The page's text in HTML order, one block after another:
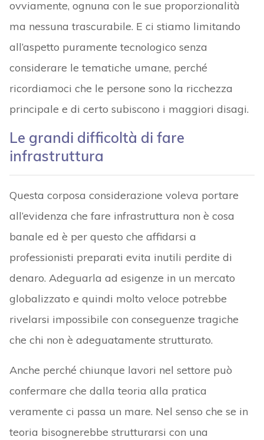
ovviamente, ognuna con le sue proporzionalità
ma nessuna trascurabile. E ci stiamo limitando
all’aspetto puramente tecnologico senza
considerare le tematiche umane, perché
ricordiamoci che le persone sono la ricchezza
principale e di certo subiscono i maggiori disagi.
Le grandi difficoltà di fare
infrastruttura
Questa corposa considerazione voleva portare
all’evidenza che fare infrastruttura non è cosa
banale ed è per questo che affidarsi a
professionisti preparati evita inutili perdite di
denaro. Adeguarla ad esigenze in un mercato
globalizzato e quindi molto veloce potrebbe
rivelarsi impossibile con conseguenze tragiche
che chi non è adeguatamente strutturato.
Anche perché chiunque lavori nel settore può
confermare che dalla teoria alla pratica
veramente ci passa un mare. Nel senso che se in
teoria bisognerebbe strutturarsi con una